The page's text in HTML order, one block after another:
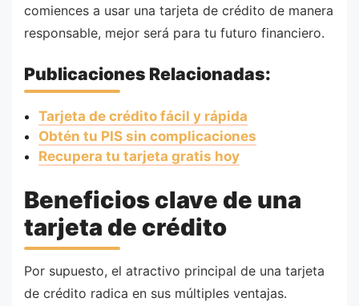
comiences a usar una tarjeta de crédito de manera
responsable, mejor será para tu futuro financiero.
Publicaciones Relacionadas:
Tarjeta de crédito fácil y rápida
Obtén tu PIS sin complicaciones
Recupera tu tarjeta gratis hoy
Beneficios clave de una
tarjeta de crédito
Por supuesto, el atractivo principal de una tarjeta
de crédito radica en sus múltiples ventajas.